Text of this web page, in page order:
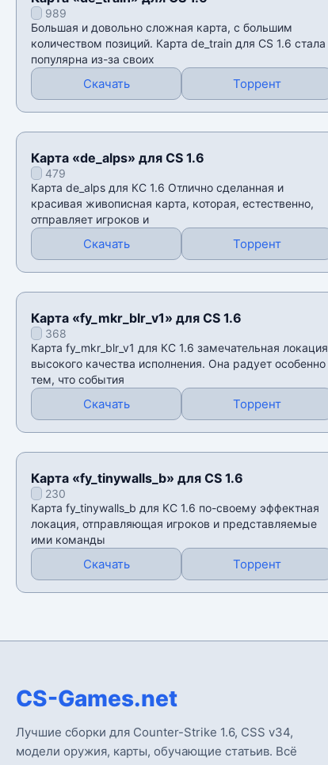
989
Большая и довольно сложная карта, с большим
количеством позиций. Карта de_train для CS 1.6 стала
популярна из-за своих
Скачать Торрент
Карта «de_alps» для CS 1.6
479
Карта de_alps для КС 1.6 Отлично сделанная и
красивая живописная карта, которая, естественно,
отправляет игроков и
Скачать Торрент
Карта «fy_mkr_blr_v1» для CS 1.6
368
Карта fy_mkr_blr_v1 для КС 1.6 замечательная локация
высокого качества исполнения. Она радует особенно
тем, что события
Скачать Торрент
Карта «fy_tinywalls_b» для CS 1.6
230
Карта fy_tinywalls_b для КС 1.6 по-своему эффектная
локация, отправляющая игроков и представляемые
ими команды
Скачать Торрент
CS-Games.net
Лучшие сборки для Counter-Strike 1.6, CSS v34,
модели оружия, карты, обучающие статьив. Всё